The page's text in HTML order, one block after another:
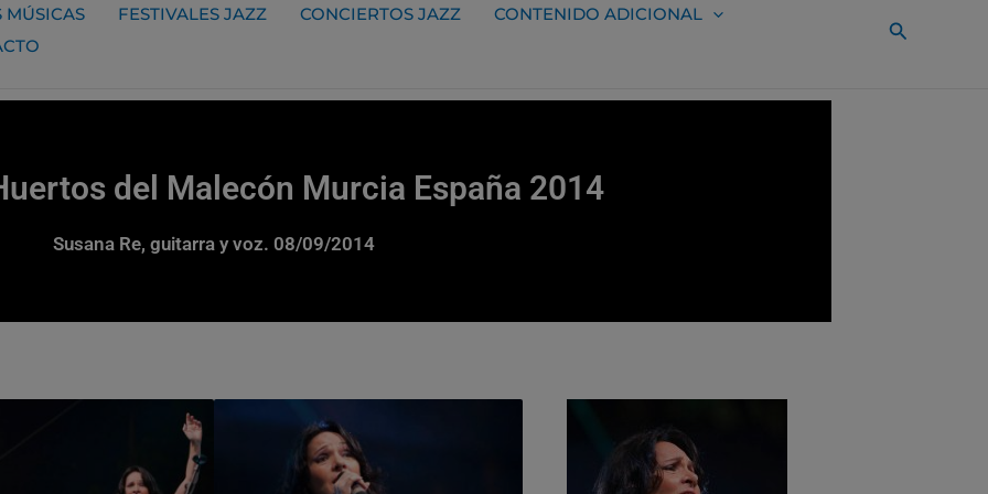
MÚSICAS FESTIVALES JAZZ CONCIERTOS JAZZ
CONTENIDO ADICIONAL
Buscar
del Malecón Murcia España 2014
Susana Re, guitarra y voz. 08/09/2014